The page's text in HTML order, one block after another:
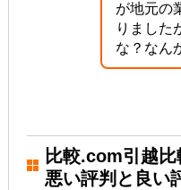
が地元の
りました
な？なん
比較.com引越
悪い評判と良い